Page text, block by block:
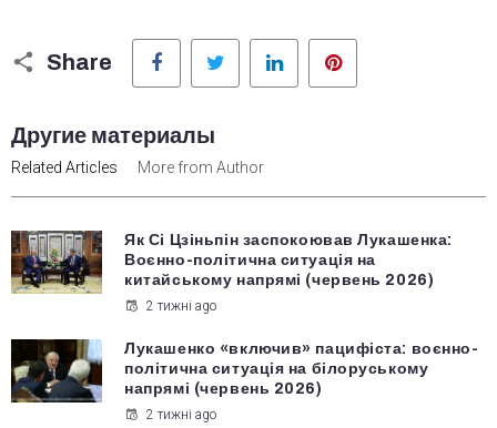
Share
Facebook Twitter LinkedIn
Другие материалы
Related Articles More from Author
Як Сі Цзіньпін заспокоював Лукашенка:
Воєнно-політична ситуація на
китайському напрямі (червень 2026)
2 тижні ago
Лукашенко «включив» пацифіста: воєнно-
політична ситуація на білоруському
напрямі (червень 2026)
2 тижні ago